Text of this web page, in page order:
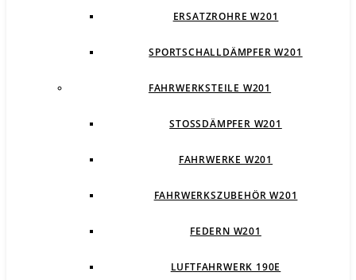
ERSATZROHRE W201
SPORTSCHALLDÄMPFER W201
FAHRWERKSTEILE W201
STOSSDÄMPFER W201
FAHRWERKE W201
FAHRWERKSZUBEHÖR W201
FEDERN W201
LUFTFAHRWERK 190E